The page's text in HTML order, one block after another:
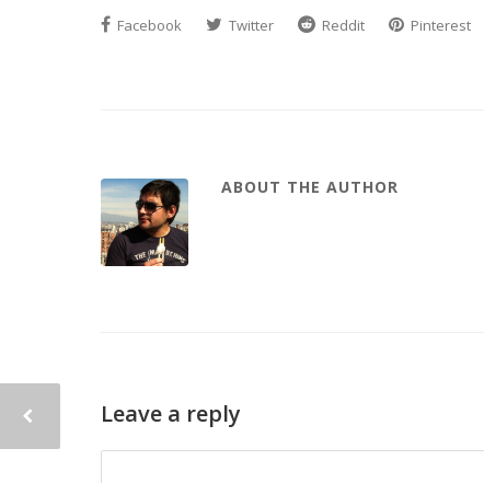
Facebook Twitter Reddit Pinterest
ABOUT THE AUTHOR
Leave a reply